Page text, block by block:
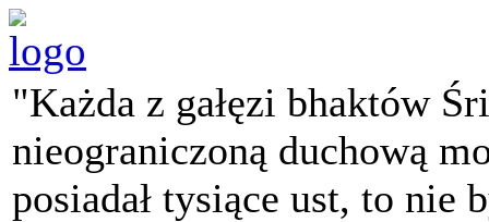
"Każda z gałęzi bhaktów
nieograniczoną duchową
posiadał tysiące ust, to nie